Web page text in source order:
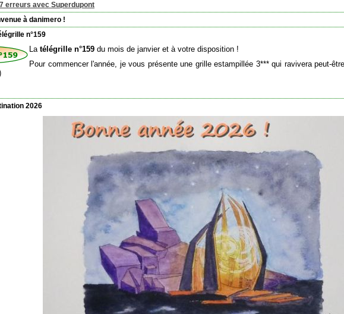
erreurs avec Superdupont
à danimero !
n°159
La télégrille n°159 du mois de janvier et à votre disposition !
Pour commencer l'année, je vous présente une grille estampillée 3*** qui ravivera peut-
2026